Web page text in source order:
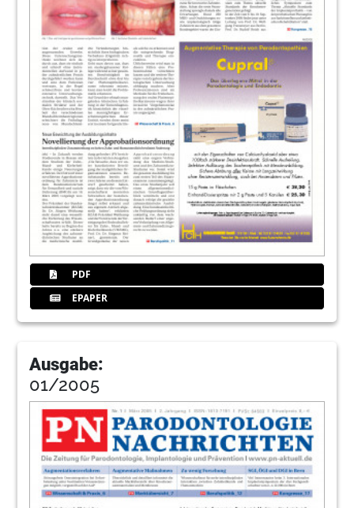
PDF
EPAPER
Ausgabe:
01/2005